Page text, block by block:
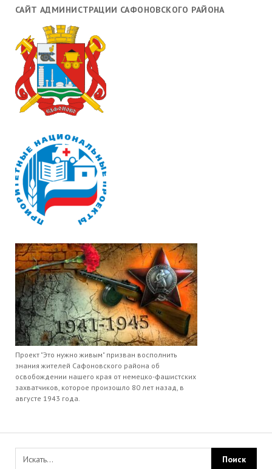
САЙТ АДМИНИСТРАЦИИ САФОНОВСКОГО РАЙОНА
Проект "Это нужно живым" призван восполнить
знания жителей Сафоновского района об
освобождении нашего края от немецко-фашистских
захватчиков, которое произошло 80 лет назад, в
августе 1943 года.